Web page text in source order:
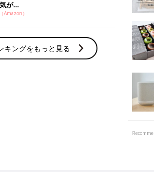
児の人気テーマ
離乳食
授乳
子育て
妊娠
金・助